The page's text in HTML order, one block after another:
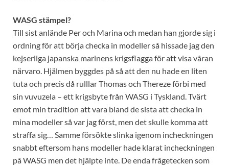
WASG stämpel?
Till sist anlände Per och Marina och medan han gjorde sig i
ordning för att börja checka in modeller så hissade jag den
kejserliga japanska marinens krigsflagga för att visa våran
närvaro. Hjälmen byggdes på så att den nu hade en liten
tuta och precis då rulllar Thomas och Thereze förbi med
sin vuvuzela – ett krigsbyte från WASG i Tyskland. Tvärt
emot min tradition att vara bland de sista att checka in
mina modeller så var jag först, men det skulle komma att
straffa sig… Samme försökte slinka igenom incheckningen
snabbt eftersom hans modeller hade klarat incheckningen
på WASG men det hjälpte inte. De enda frågetecken som